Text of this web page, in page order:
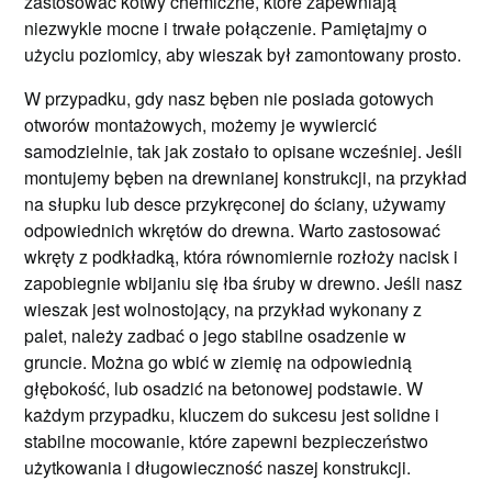
niezwykle mocne i trwałe połączenie. Pamiętajmy o
użyciu poziomicy, aby wieszak był zamontowany prosto.
W przypadku, gdy nasz bęben nie posiada gotowych
otworów montażowych, możemy je wywiercić
samodzielnie, tak jak zostało to opisane wcześniej. Jeśli
montujemy bęben na drewnianej konstrukcji, na przykład
na słupku lub desce przykręconej do ściany, używamy
odpowiednich wkrętów do drewna. Warto zastosować
wkręty z podkładką, która równomiernie rozłoży nacisk i
zapobiegnie wbijaniu się łba śruby w drewno. Jeśli nasz
wieszak jest wolnostojący, na przykład wykonany z
palet, należy zadbać o jego stabilne osadzenie w
gruncie. Można go wbić w ziemię na odpowiednią
głębokość, lub osadzić na betonowej podstawie. W
każdym przypadku, kluczem do sukcesu jest solidne i
stabilne mocowanie, które zapewni bezpieczeństwo
użytkowania i długowieczność naszej konstrukcji.